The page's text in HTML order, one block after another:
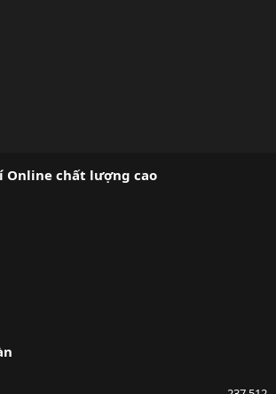
Online chất lượng cao